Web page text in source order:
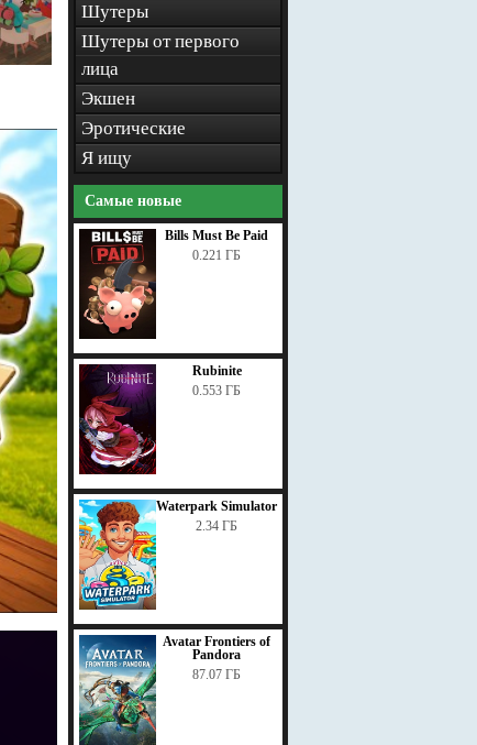
Шутеры
Шутеры от первого
лица
Экшен
Эротические
Я ищу
Самые новые
Bills Must Be Paid
0.221 ГБ
Rubinite
0.553 ГБ
Waterpark Simulator
2.34 ГБ
Avatar Frontiers of
Pandora
87.07 ГБ